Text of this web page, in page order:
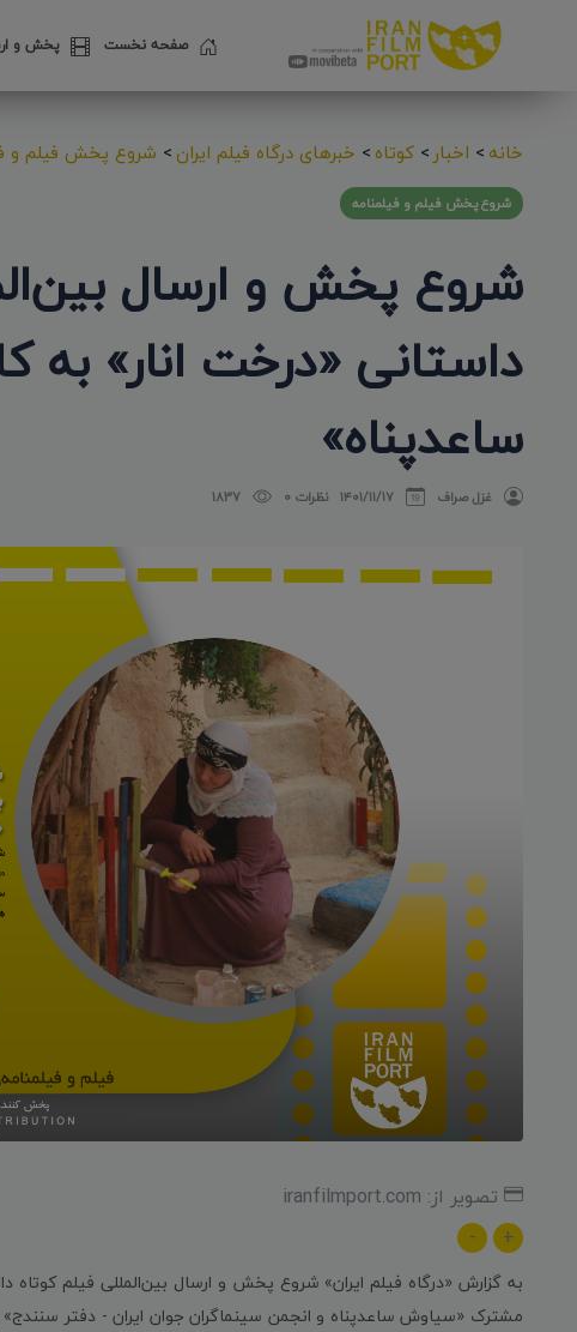
صفحه نخست پخش و
خانه> اخبار > کوتاه> خبرهای درگاه فیلم ایران> شروع پخش فیلم و
شروع پخش فیلم و فیلمنامه
شروع پخش و ارسال
داستانی «درخت انار» به
ساعدپناه»
غزل صراف ۱۴۰۱/۱۱/۱۷ نظرات 0 1837
تصویر از: iranfilmport.com
+
-
به گزارش «درگاه فیلم ایران» شروع پخش و ارسال بین‌المللی فیلم
مشترک «سیاوش ساعدپناه و انجمن سینماگران جوان ایران - دفتر